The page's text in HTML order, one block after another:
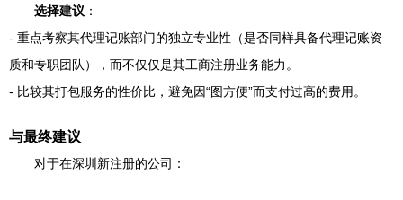
选择建议 ：
- 重点考察其代理记账部门的独立专业性（是否同样具备代理记账资
质和专职团队），而不仅仅是其工商注册业务能力。
- 比较其打包服务的性价比，避免因“图方便”而支付过高的费用。
与最终建议
对于在深圳新注册的公司：